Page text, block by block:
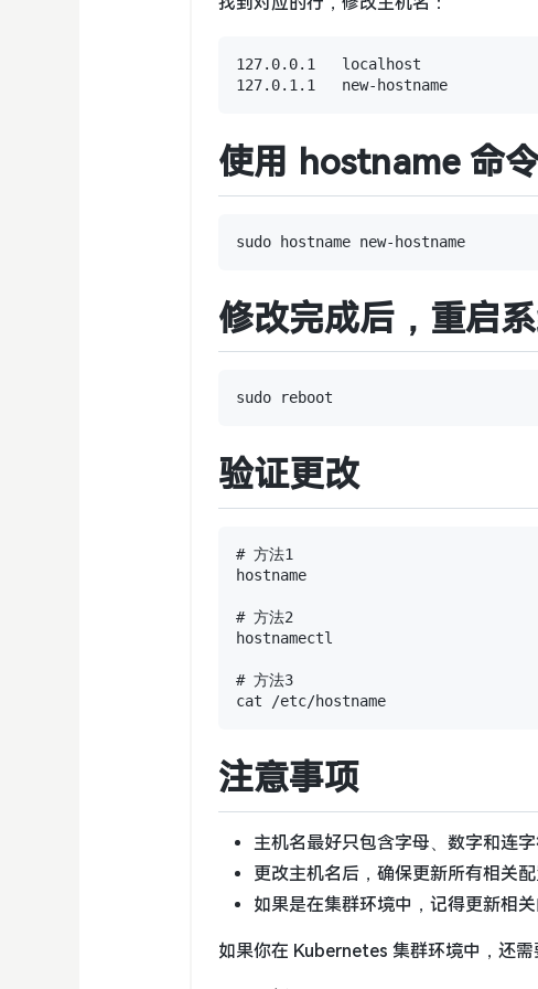
127.0.0.1   localhost
使用 hostname 命
修改完成后，重启
验证更改
# 方法1
hostname
# 方法2
hostnamectl
# 方法3
注意事项
主机名最好只包含字母、数字和连
更改主机名后，确保更新所有相关
如果是在集群环境中，记得更新相
如果你在 Kubernetes 集群环境中，还需